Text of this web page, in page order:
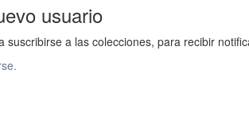
usuario
suscribirse a las colecciones, para recibir